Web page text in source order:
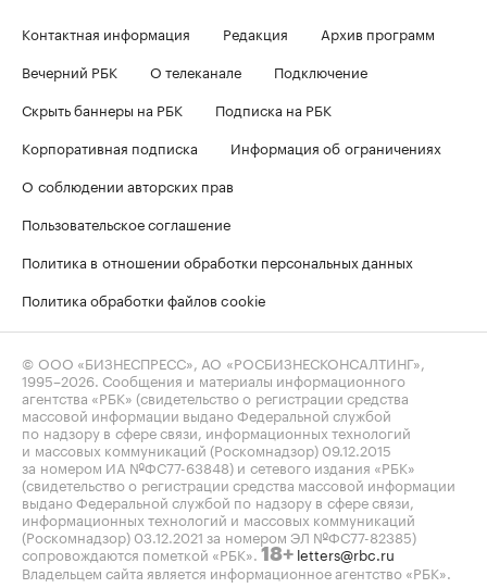
Контактная информация Редакция
Архив программ
Вечерний РБК
О телеканале
Подключение
Скрыть баннеры на РБК
Подписка на РБК
Корпоративная подписка
Информация об ограничениях
О соблюдении авторских прав
Пользовательское соглашение
Политика в отношении обработки персональных данных
Политика обработки файлов cookie
© ООО «БИЗНЕСПРЕСС», АО «РОСБИЗНЕСКОНСАЛТИНГ»,
1995–2026 . Сообщения и материалы информационного
агентства «РБК» (свидетельство о регистрации средства
массовой информации выдано Федеральной службой
по надзору в сфере связи, информационных технологий
и массовых коммуникаций (Роскомнадзор) 09.12.2015
за номером ИА №ФС77-63848) и сетевого издания «РБК»
(свидетельство о регистрации средства массовой информации
выдано Федеральной службой по надзору в сфере связи,
информационных технологий и массовых коммуникаций
(Роскомнадзор) 03.12.2021 за номером ЭЛ №ФС77-82385)
сопровождаются пометкой «РБК». 18+ letters@rbc.ru
Владельцем сайта является информационное агентство «РБК».